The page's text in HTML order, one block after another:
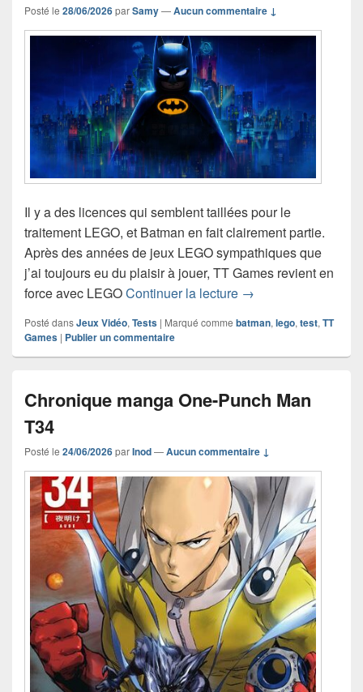
Posté le 28/06/2026parSamy—Aucun commentaire ↓
Il y a des licences qui semblent taillées pour le
traitement LEGO, et Batman en fait clairement partie.
Après des années de jeux LEGO sympathiques que
j’ai toujours eu du plaisir à jouer, TT Games revient en
force avec LEGOContinuer la lecture LEGO Batman :
→
Posté dansJeux Vidéo, Tests | Marqué comme batman, lego, test, TT
Games | Publier un commentaire
Chronique manga One-Punch Man
T34
Posté le 24/06/2026parInod—Aucun commentaire ↓